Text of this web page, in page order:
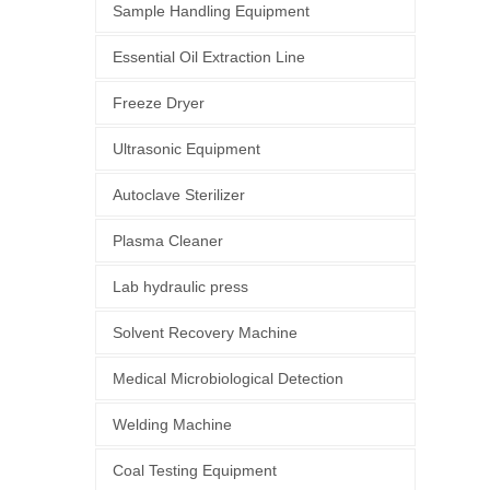
Sample Handling Equipment
Essential Oil Extraction Line
Freeze Dryer
Ultrasonic Equipment
Autoclave Sterilizer
Plasma Cleaner
Lab hydraulic press
Solvent Recovery Machine
Medical Microbiological Detection
Welding Machine
Coal Testing Equipment